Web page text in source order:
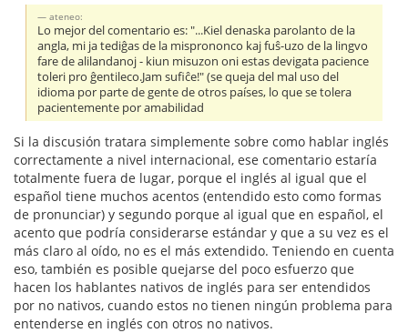
ateneo:
Lo mejor del comentario es: "...Kiel denaska parolanto de la
angla, mi ja tediĝas de la misprononco kaj fuŝ-uzo de la lingvo
fare de alilandanoj - kiun misuzon oni estas devigata pacience
toleri pro ĝentileco.Jam sufiĉe!" (se queja del mal uso del
idioma por parte de gente de otros países, lo que se tolera
pacientemente por amabilidad
Si la discusión tratara simplemente sobre como hablar inglés
correctamente a nivel internacional, ese comentario estaría
totalmente fuera de lugar, porque el inglés al igual que el
español tiene muchos acentos (entendido esto como formas
de pronunciar) y segundo porque al igual que en español, el
acento que podría considerarse estándar y que a su vez es el
más claro al oído, no es el más extendido. Teniendo en cuenta
eso, también es posible quejarse del poco esfuerzo que
hacen los hablantes nativos de inglés para ser entendidos
por no nativos, cuando estos no tienen ningún problema para
entenderse en inglés con otros no nativos.